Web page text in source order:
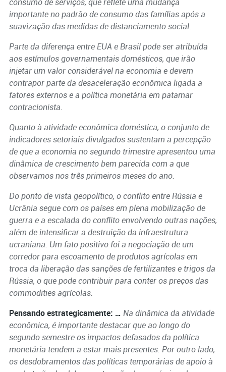
importante no padrão de consumo das famílias após a
suavização das medidas de distanciamento social.
Parte da diferença entre EUA e Brasil pode ser atribuída
aos estímulos governamentais domésticos, que irão
injetar um valor considerável na economia e devem
contrapor parte da desaceleração econômica ligada a
fatores externos e a política monetária em patamar
contracionista.
Quanto à atividade econômica doméstica, o conjunto de
indicadores setoriais divulgados sustentam a percepção
de que a economia no segundo trimestre apresentou uma
dinâmica de crescimento bem parecida com a que
observamos nos três primeiros meses do ano.
Do ponto de vista geopolítico, o conflito entre Rússia e
Ucrânia segue com os países em plena mobilização de
guerra e a escalada do conflito envolvendo outras nações,
além de intensificar a destruição da infraestrutura
ucraniana. Um fato positivo foi a negociação de um
corredor para escoamento de produtos agrícolas em
troca da liberação das sanções de fertilizantes e trigos da
Rússia, o que pode contribuir para conter os preços das
commodities agrícolas.
Pensando estrategicamente: … Na dinâmica da atividade
econômica, é importante destacar que ao longo do
segundo semestre os impactos defasados da política
monetária tendem a estar mais presentes. Por outro lado,
os desdobramentos das políticas temporárias de apoio à